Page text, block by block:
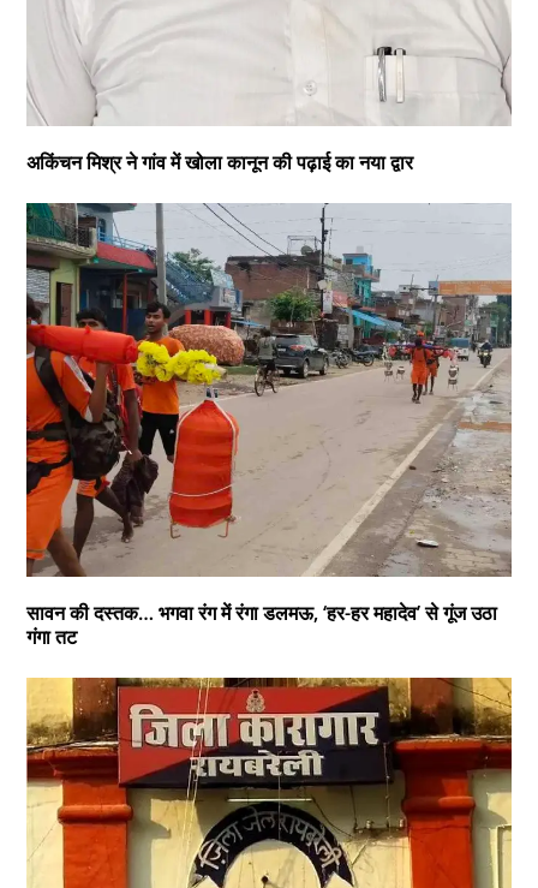
अकिंचन मिश्र ने गांव में खोला कानून की पढ़ाई का नया द्वार
सावन की दस्तक… भगवा रंग में रंगा डलमऊ, ‘हर-हर महादेव’ से गूंज उठा
गंगा तट